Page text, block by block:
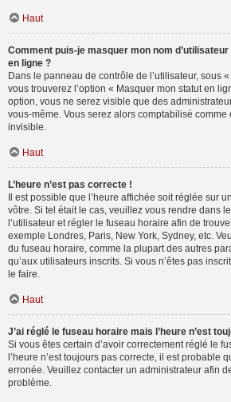
Haut
Comment puis-je masquer mon nom
en ligne ?
Dans le panneau de contrôle de l’utilisateur, sous
vous trouverez l’option « Masquer mon statut en
option, vous ne serez visible que des
vous-même. Vous serez alors comptabilisé comme
invisible.
Haut
L’heure n’est pas correcte !
Il est possible que l’heure affichée soit réglée sur
vôtre. Si tel était le cas, veuillez vous rendre dans
l’utilisateur et régler le fuseau horaire afin de
exemple Londres, Paris, New York, Sydney, etc.
du fuseau horaire, comme la plupart des autres
qu’aux utilisateurs inscrits. Si vous n’êtes pas
le faire.
Haut
J’ai réglé le fuseau horaire mais l’heure n’est
Si vous êtes certain d’avoir correctement réglé le
l’heure n’est toujours pas correcte, il est probable
erronée. Veuillez contacter un administrateur afin
problème.